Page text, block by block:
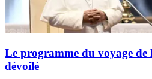
Le programme du voyage
dévoilé